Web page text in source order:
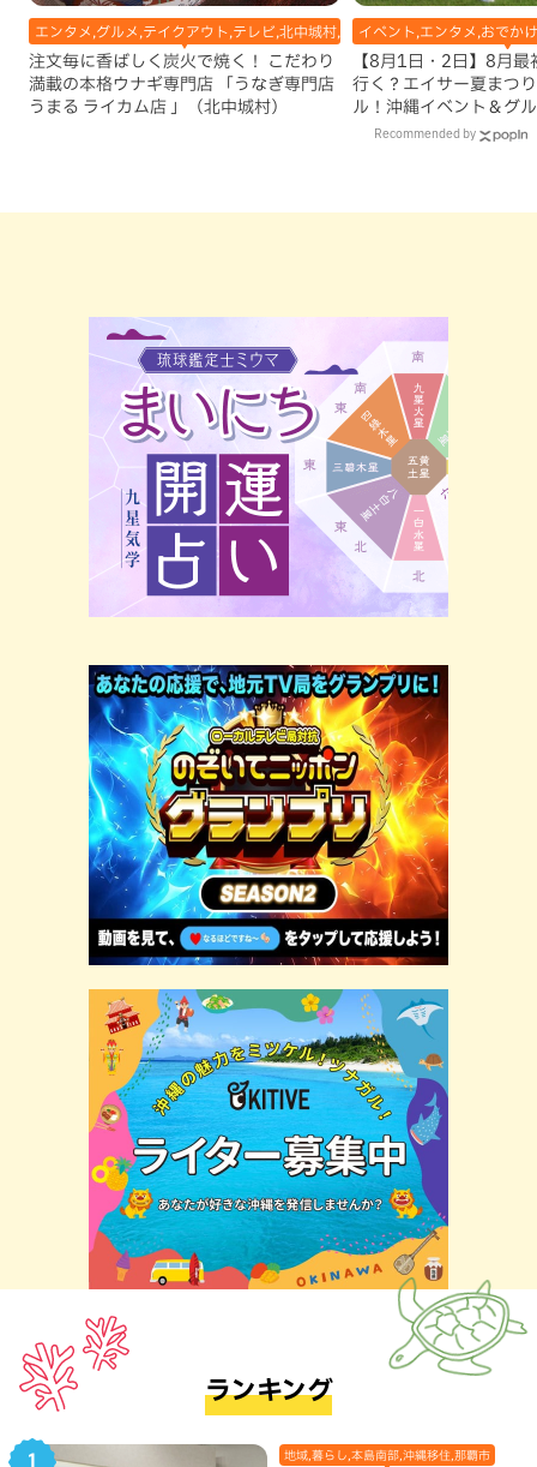
エンタメ,グルメ,テイクアウト,テレビ,北中城村,和食・日本料理,地域,本島中部
注文毎に香ばしく炭火で焼く！ こだわり
満載の本格ウナギ専門店 「うなぎ専門店
うまる ライカム店 」（北中城村）
イベント,エンタメ,おでか
【8月1日・2日】8月最
行く？エイサー夏まつ
ル！沖縄イベント＆グ
Recommended by
ランキング
地域,暮らし,本島南部,沖縄移住,那覇市